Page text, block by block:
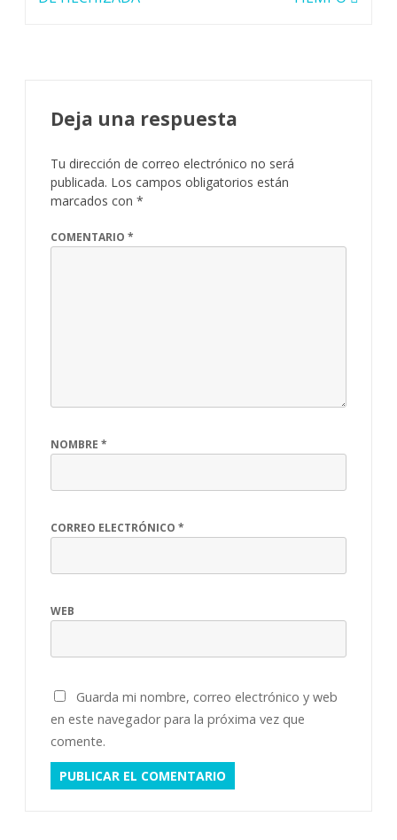
Deja una respuesta
Tu dirección de correo electrónico no será
publicada. Los campos obligatorios están
marcados con *
COMENTARIO *
NOMBRE *
CORREO ELECTRÓNICO *
WEB
Guarda mi nombre, correo electrónico y web
en este navegador para la próxima vez que
comente.